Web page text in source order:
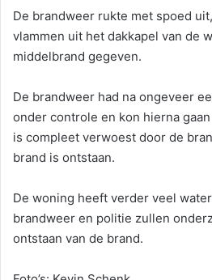
De brandweer rukte met spoed
vlammen uit het dakkapel van de
middelbrand gegeven.
De brandweer had na ongeveer
onder controle en kon hierna
is compleet verwoest door de
brand is ontstaan.
De woning heeft verder veel
brandweer en politie zullen
ontstaan van de brand.